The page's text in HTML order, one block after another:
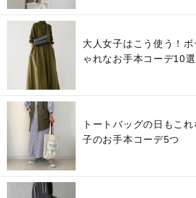
大人女子はこう使う！
ゃれなお手本コーデ10選
トートバッグの日もこ
子のお手本コーデ5つ